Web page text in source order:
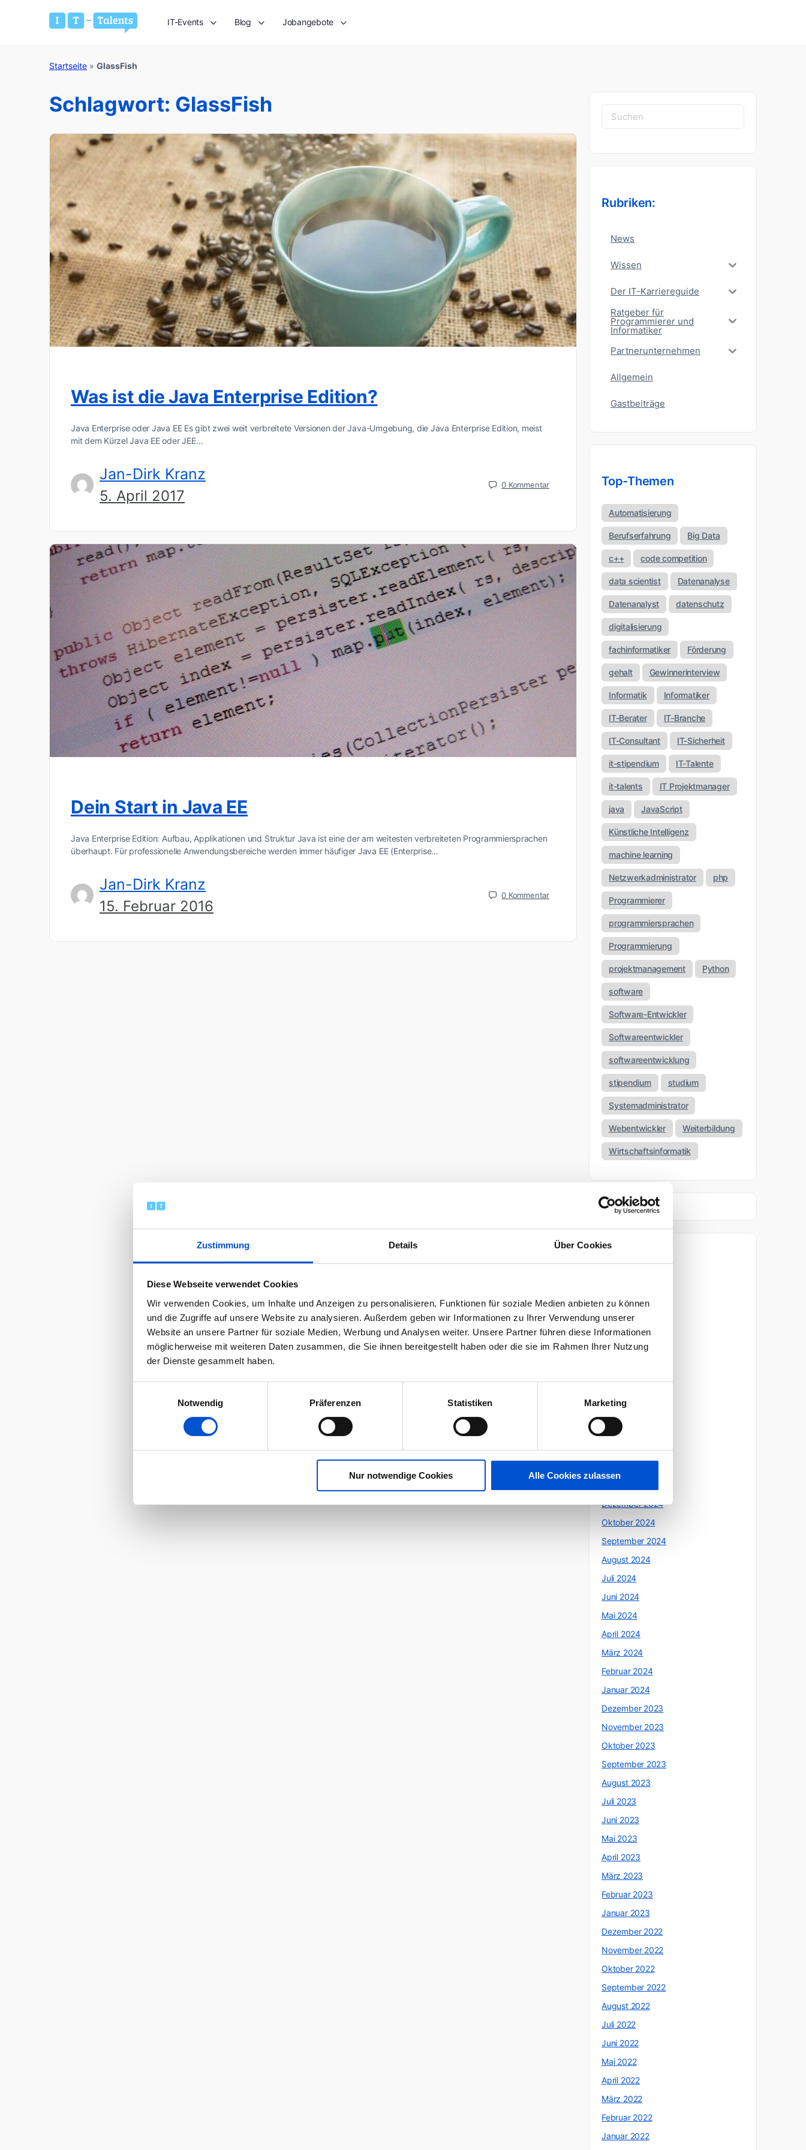
Zustimmung Details Über Cookies
Diese Webseite verwendet Cookies
Wir verwenden Cookies, um Inhalte und Anzeigen zu personalisieren, Funktionen für soziale Medien anbieten zu können
und die Zugriffe auf unsere Website zu analysieren. Außerdem geben wir Informationen zu Ihrer Verwendung unserer
Website an unsere Partner für soziale Medien, Werbung und Analysen weiter. Unsere Partner führen diese Informationen
möglicherweise mit weiteren Daten zusammen, die Sie ihnen bereitgestellt haben oder die sie im Rahmen Ihrer Nutzung
der Dienste gesammelt haben.
Notwendig
Präferenzen Statistiken Marketing
Nur notwendige Cookies Alle Cookies zulassen
IT-Events Blog Jobangebote
Startseite » GlassFish
Schlagwort: GlassFish
Was ist die Java Enterprise Edition?
Java Enterprise oder Java EE Es gibt zwei weit verbreitete Versionen der Java-Umgebung, die Java Enterprise Edition, meist
mit dem Kürzel Java EE oder JEE…
Jan-Dirk Kranz
5. April 2017
0 Kommentar
Dein Start in Java EE
Java Enterprise Edition: Aufbau, Applikationen und Struktur Java ist eine der am weitesten verbreiteten Programmiersprachen
überhaupt. Für professionelle Anwendungsbereiche werden immer häufiger Java EE (Enterprise…
Jan-Dirk Kranz
15. Februar 2016
0 Kommentar
Suchen
nach:
Rubriken:
News
Wissen
Der IT-Karriereguide
Ratgeber für
Programmierer und
Informatiker
Partnerunternehmen
Allgemein
Gastbeiträge
Top-Themen
Automatisierung
Berufserfahrung Big Data
c++ code competition
data scientist Datenanalyse
Datenanalyst datenschutz
digitalisierung
fachinformatiker Förderung
gehalt Gewinnerinterview
Informatik Informatiker
IT-Berater IT-Branche
IT-Consultant IT-Sicherheit
it-stipendium IT-Talente
it-talents IT Projektmanager
java JavaScript
Künstliche Intelligenz
machine learning
Netzwerkadministrator php
Programmierer
programmiersprachen
Programmierung
projektmanagement Python
software
Software-Entwickler
Softwareentwickler
softwareentwicklung
stipendium studium
Systemadministrator
Webentwickler Weiterbildung
Wirtschaftsinformatik
April 2026
März 2026
November 2025
Oktober 2025
Mai 2025
April 2025
März 2025
Dezember 2024
Oktober 2024
September 2024
August 2024
Juli 2024
Juni 2024
Mai 2024
April 2024
März 2024
Februar 2024
Januar 2024
Dezember 2023
November 2023
Oktober 2023
September 2023
August 2023
Juli 2023
Juni 2023
Mai 2023
April 2023
März 2023
Februar 2023
Januar 2023
Dezember 2022
November 2022
Oktober 2022
September 2022
August 2022
Juli 2022
Juni 2022
Mai 2022
April 2022
März 2022
Februar 2022
Januar 2022